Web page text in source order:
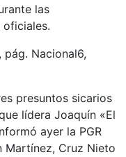
las
pág. Nacional6,
presuntos sicarios
lídera Joaquín «El
ayer la PGR
Martínez, Cruz Nieto